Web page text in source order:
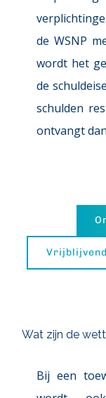
de WSNP
wordt het
de
schulden
ontvangt dan
Wat zijn de
Bij een